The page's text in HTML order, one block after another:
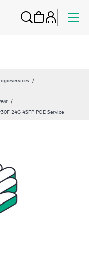
24G 4SFP POE Service